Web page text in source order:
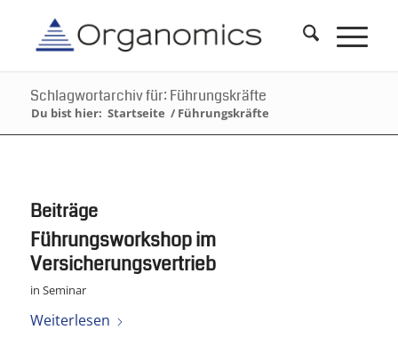
Schlagwortarchiv für: Führungskräfte
Du bist hier: Startseite / Führungskräfte
Beiträge
Führungsworkshop im
Versicherungsvertrieb
in Seminar
Weiterlesen